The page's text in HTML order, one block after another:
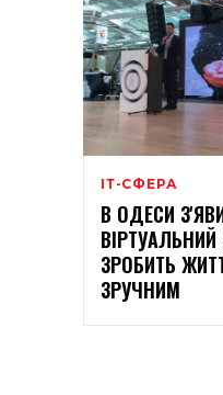
ІТ-СФЕРА
В ОДЕСИ
ВІРТУАЛЬНИЙ
ЗРОБИТЬ
ЗРУЧНИМ